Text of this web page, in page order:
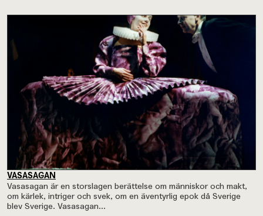
VASASAGAN
Vasasagan är en storslagen berättelse om människor och makt,
om kärlek, intriger och svek, om en äventyrlig epok då Sverige
blev Sverige. Vasasagan...